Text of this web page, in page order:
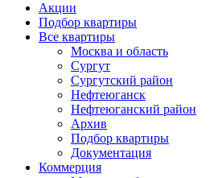
Основная
навигация
mob
Акции
Подбор квартиры
Все квартиры
Москва и область
Сургут
Сургутский район
Нефтеюганск
Нефтеюганский район
Архив
Подбор квартиры
Документация
Коммерция